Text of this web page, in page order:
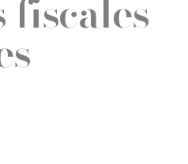
fiscales